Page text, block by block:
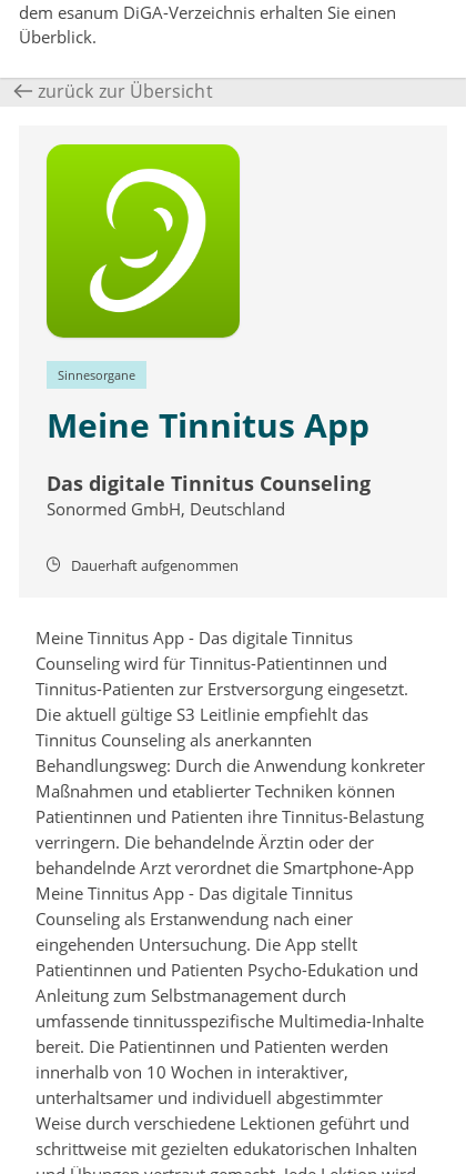
dem esanum DiGA-Verzeichnis erhalten Sie einen
Überblick.
zurück zur Übersicht
Sinnesorgane
Meine Tinnitus App
Das digitale Tinnitus Counseling
Sonormed GmbH, Deutschland
Dauerhaft aufgenommen
Meine Tinnitus App - Das digitale Tinnitus
Counseling wird für Tinnitus-Patientinnen und
Tinnitus-Patienten zur Erstversorgung eingesetzt.
Die aktuell gültige S3 Leitlinie empfiehlt das
Tinnitus Counseling als anerkannten
Behandlungsweg: Durch die Anwendung konkreter
Maßnahmen und etablierter Techniken können
Patientinnen und Patienten ihre Tinnitus-Belastung
verringern. Die behandelnde Ärztin oder der
behandelnde Arzt verordnet die Smartphone-App
Meine Tinnitus App - Das digitale Tinnitus
Counseling als Erstanwendung nach einer
eingehenden Untersuchung. Die App stellt
Patientinnen und Patienten Psycho-Edukation und
Anleitung zum Selbstmanagement durch
umfassende tinnitusspezifische Multimedia-Inhalte
bereit. Die Patientinnen und Patienten werden
innerhalb von 10 Wochen in interaktiver,
unterhaltsamer und individuell abgestimmter
Weise durch verschiedene Lektionen geführt und
schrittweise mit gezielten edukatorischen Inhalten